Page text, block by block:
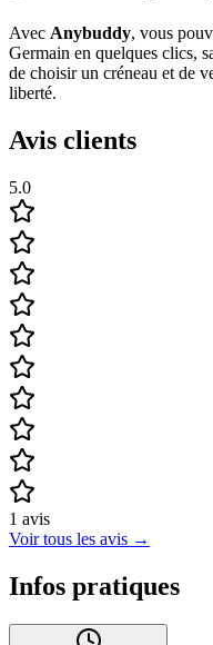
Avec Anybuddy, vous
Germain en quelques clics,
de choisir un créneau et de
liberté.
Avis clients
5.0
1 avis
Voir tous les avis →
Infos pratiques